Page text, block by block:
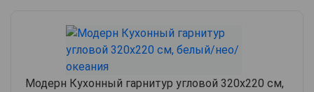
Модерн Кухонный гарнитур угловой 320х220 см,